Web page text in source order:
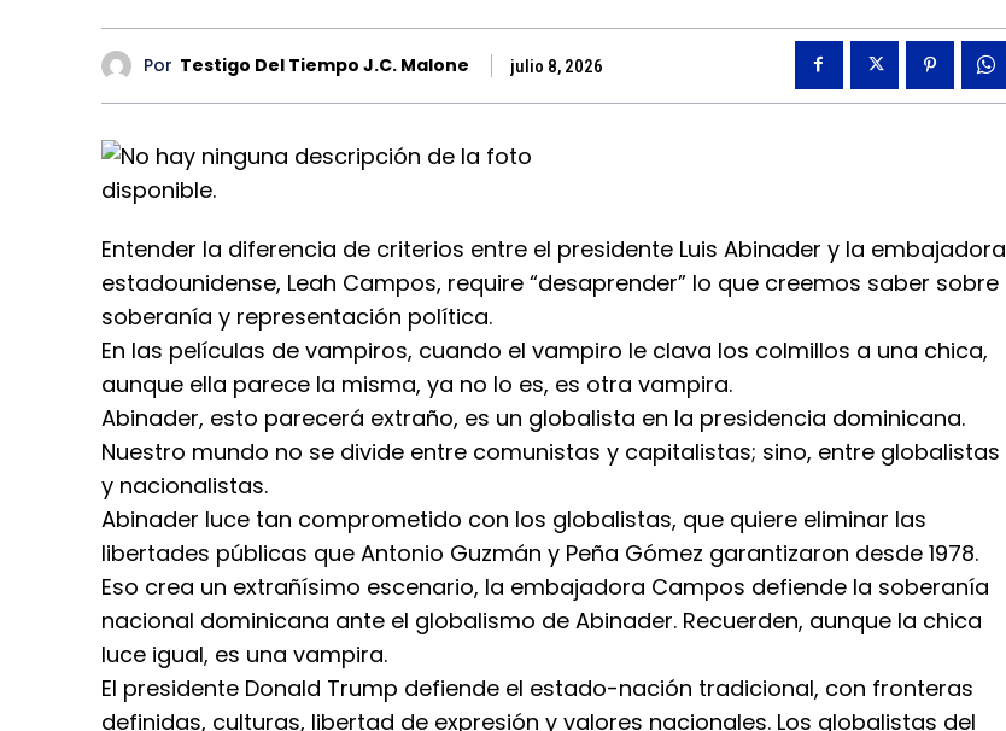
Por Testigo Del Tiempo J.C. Malone julio 8, 2026
Entender la diferencia de criterios entre el presidente Luis Abinader y la embajadora
estadounidense, Leah Campos, require “desaprender” lo que creemos saber sobre
soberanía y representación política.
En las películas de vampiros, cuando el vampiro le clava los colmillos a una chica,
aunque ella parece la misma, ya no lo es, es otra vampira.
Abinader, esto parecerá extraño, es un globalista en la presidencia dominicana.
Nuestro mundo no se divide entre comunistas y capitalistas; sino, entre globalistas
y nacionalistas.
Abinader luce tan comprometido con los globalistas, que quiere eliminar las
libertades públicas que Antonio Guzmán y Peña Gómez garantizaron desde 1978.
Eso crea un extrañísimo escenario, la embajadora Campos defiende la soberanía
nacional dominicana ante el globalismo de Abinader. Recuerden, aunque la chica
luce igual, es una vampira.
El presidente Donald Trump defiende el estado-nación tradicional, con fronteras
definidas, culturas, libertad de expresión y valores nacionales. Los globalistas del